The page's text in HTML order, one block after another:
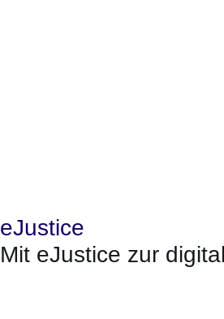
eJustice
Mit eJustice zur